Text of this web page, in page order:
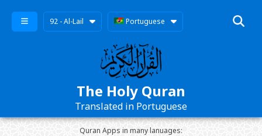
92 - Al-Lail Portuguese
The Holy Quran
Translated in Portuguese
Quran Apps in many lanuages: